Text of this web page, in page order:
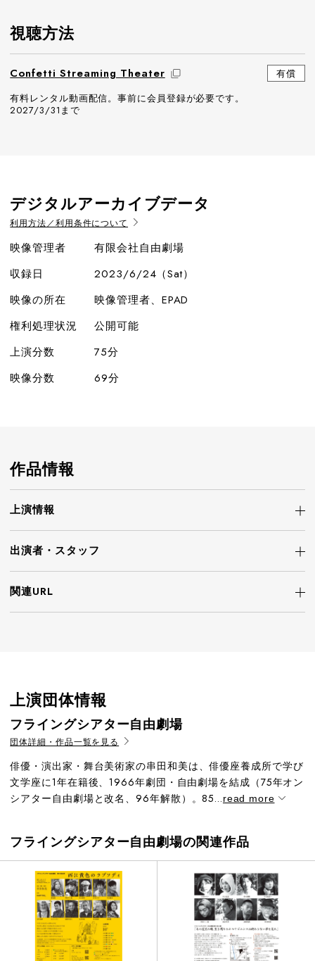
視聴方法
Confetti Streaming Theater
有償
有料レンタル動画配信。事前に会員登録が必要です。
2027/3/31まで
デジタルアーカイブデータ
利用方法／利用条件について
映像管理者
有限会社自由劇場
収録日
2023/6/24（Sat）
映像の所在
映像管理者、EPAD
権利処理状況
公開可能
上演分数
75分
映像分数
69分
作品情報
上演情報
出演者・ スタッフ
関連URL
上演団体情報
フライングシアター自由劇場
団体詳細・作品一覧を見る
俳優・演出家・舞台美術家の串田和美は、俳優座養成所で学び
文学座に1年在籍後、1966年劇団・自由劇場を結成（75年オン
シアター自由劇場と改名、96年解散）。85...read more
フライングシアター自由劇場の関連作品